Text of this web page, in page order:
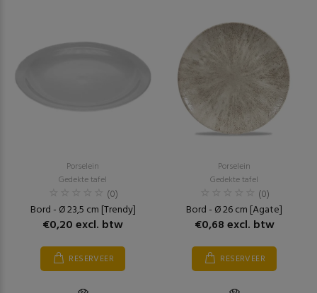
Porselein
Gedekte tafel
(0)
Bord - Ø 23,5 cm [Trendy]
€0,20 excl. btw
RESERVEER
Porselein
Gedekte tafel
(0)
Bord - Ø 26 cm [Agate]
€0,68 excl. btw
RESERVEER